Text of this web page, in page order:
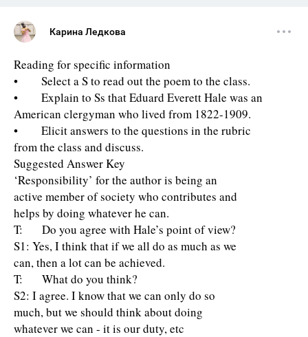
Карина Ледкова
Reading for specific information
• Select a S to read out the poem to the class.
• Explain to Ss that Eduard Everett Hale was an
American clergyman who lived from 1822-1909.
• Elicit answers to the questions in the rubric
from the class and discuss.
Suggested Answer Key
‘Responsibility’ for the author is being an
active member of society who contributes and
helps by doing whatever he can.
T: Do you agree with Hale’s point of view?
S1: Yes, I think that if we all do as much as we
can, then a lot can be achieved.
T: What do you think?
S2: I agree. I know that we can only do so
much, but we should think about doing
whatever we can - it is our duty, etc